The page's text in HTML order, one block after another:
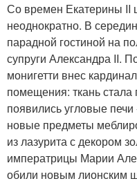
Со времен Екатерины II
неоднократно. В
парадной гостиной на
супруги Александра II.
монигетти внес
помещения: ткань
появились угловые
новые предметы
из лазурита с декором
императрицы Марии
обили новым лионским